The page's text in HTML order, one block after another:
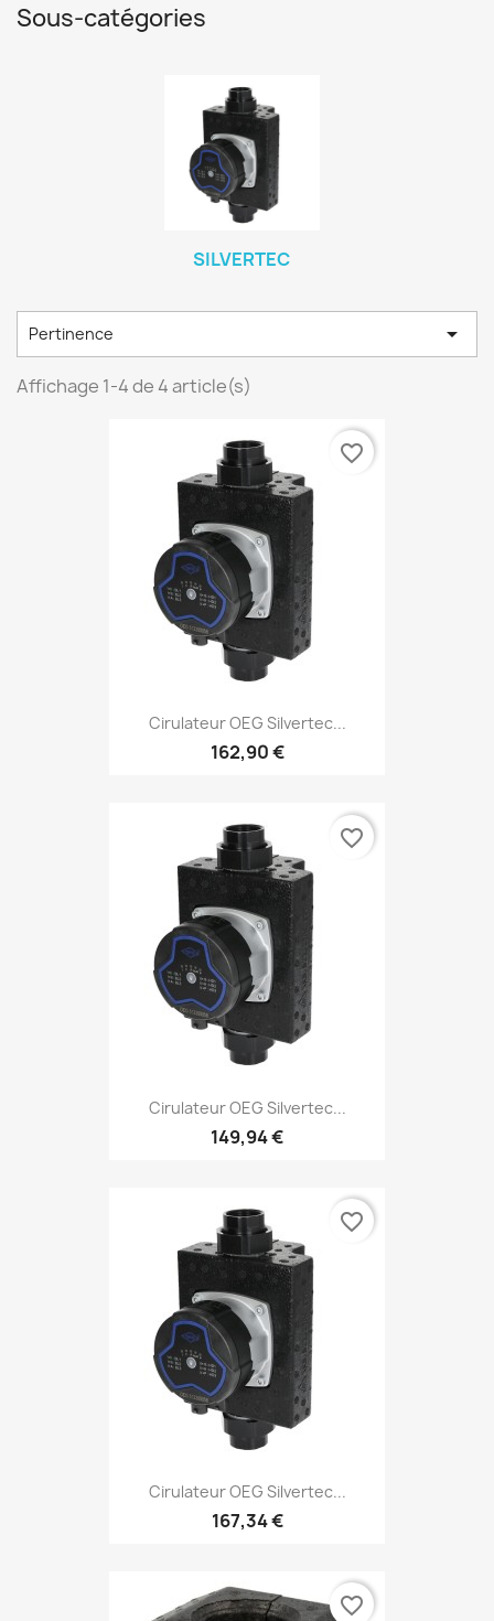
Sous-catégories
SILVERTEC
Pertinence 
Affichage 1-4 de 4 article(s)
Cirulateur OEG Silvertec...
162,90 €
favorite_border
Cirulateur OEG Silvertec...
149,94 €
favorite_border
Cirulateur OEG Silvertec...
167,34 €
favorite_border
favorite_border